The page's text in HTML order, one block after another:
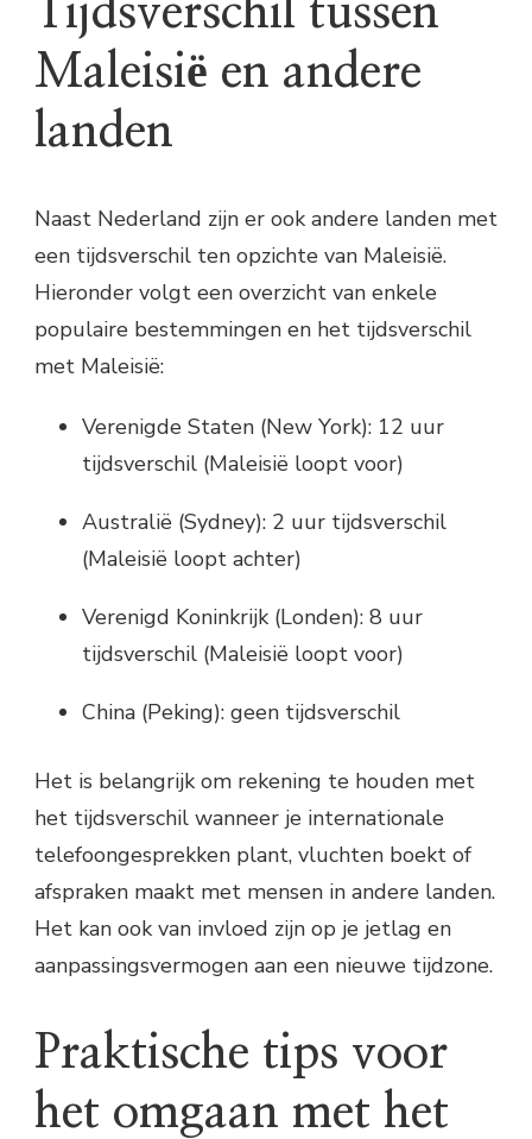
Tijdsverschil tussen
Maleisië en andere
landen
Naast Nederland zijn er ook andere landen met
een tijdsverschil ten opzichte van Maleisië.
Hieronder volgt een overzicht van enkele
populaire bestemmingen en het tijdsverschil
met Maleisië:
Verenigde Staten (New York): 12 uur
tijdsverschil (Maleisië loopt voor)
Australië (Sydney): 2 uur tijdsverschil
(Maleisië loopt achter)
Verenigd Koninkrijk (Londen): 8 uur
tijdsverschil (Maleisië loopt voor)
China (Peking): geen tijdsverschil
Het is belangrijk om rekening te houden met
het tijdsverschil wanneer je internationale
telefoongesprekken plant, vluchten boekt of
afspraken maakt met mensen in andere landen.
Het kan ook van invloed zijn op je jetlag en
aanpassingsvermogen aan een nieuwe tijdzone.
Praktische tips voor
het omgaan met het